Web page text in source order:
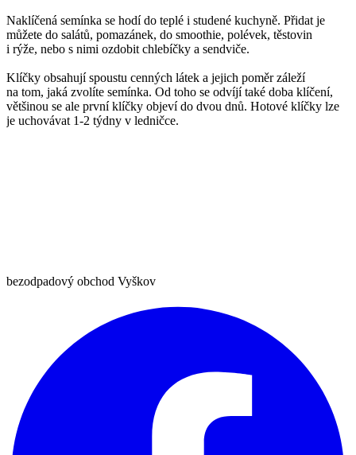
Naklíčená semínka se hodí do teplé i studené kuchyně. Přidat je
můžete do salátů, pomazánek, do smoothie, polévek, těstovin
i rýže, nebo s nimi ozdobit chlebíčky a sendviče.
Klíčky obsahují spoustu cenných látek a jejich poměr záleží
na tom, jaká zvolíte semínka. Od toho se odvíjí také doba klíčení,
většinou se ale první klíčky objeví do dvou dnů. Hotové klíčky lze
je uchovávat 1-2 týdny v ledničce.
bezodpadový obchod Vyškov